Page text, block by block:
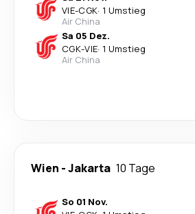
VIE-CGK· 1 Umstieg
Air China
Sa 05 Dez.
CGK-VIE· 1 Umstieg
Air China
Wien -Jakarta 10 Tage
So 01 Nov.